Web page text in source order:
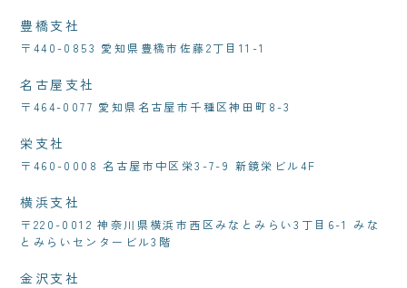
豊橋支社
〒440-0853 愛知県豊橋市佐藤2丁目11-1
名古屋支社
〒464-0077 愛知県名古屋市千種区神田町8-3
栄支社
〒460-0008 名古屋市中区栄3-7-9 新鏡栄ビル4F
横浜支社
〒220-0012 神奈川県横浜市西区みなとみらい3丁目6-1 みな
とみらいセンタービル3階
金沢支社